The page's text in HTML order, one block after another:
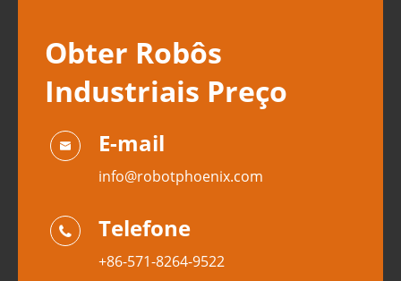
Obter Robôs
Industriais Preço
 E-mail
info@robotphoenix.com
 Telefone
+86-571-8264-9522